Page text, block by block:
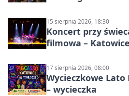
15 sierpnia 2026, 18:30
Koncert przy
filmowa – Katowice
17 sierpnia 2026, 08:00
Wycieczkowe Lato
– wycieczka